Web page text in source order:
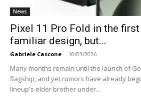
News
Pixel 11 Pro Fold in the first
familiar design, but...
Gabriele Cascone - 10/03/2026
Many months remain until the launch of
flagship, and yet rumors have already
lineup's elder brother under...